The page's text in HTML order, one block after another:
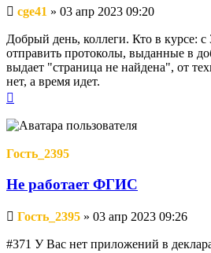
Непрочитанное
сообщение
cge41 » 03 апр 2023 09:20
Добрый день, коллеги. Кто в курсе:
отправить протоколы, выданные в
выдает "страница не найдена", от
нет, а время идет.
началу
Гость_2395
Не работает ФГИС
Непрочитанное
сообщение
Гость_2395 » 03 апр 2023 09:26
#371 У Вас нет приложений в